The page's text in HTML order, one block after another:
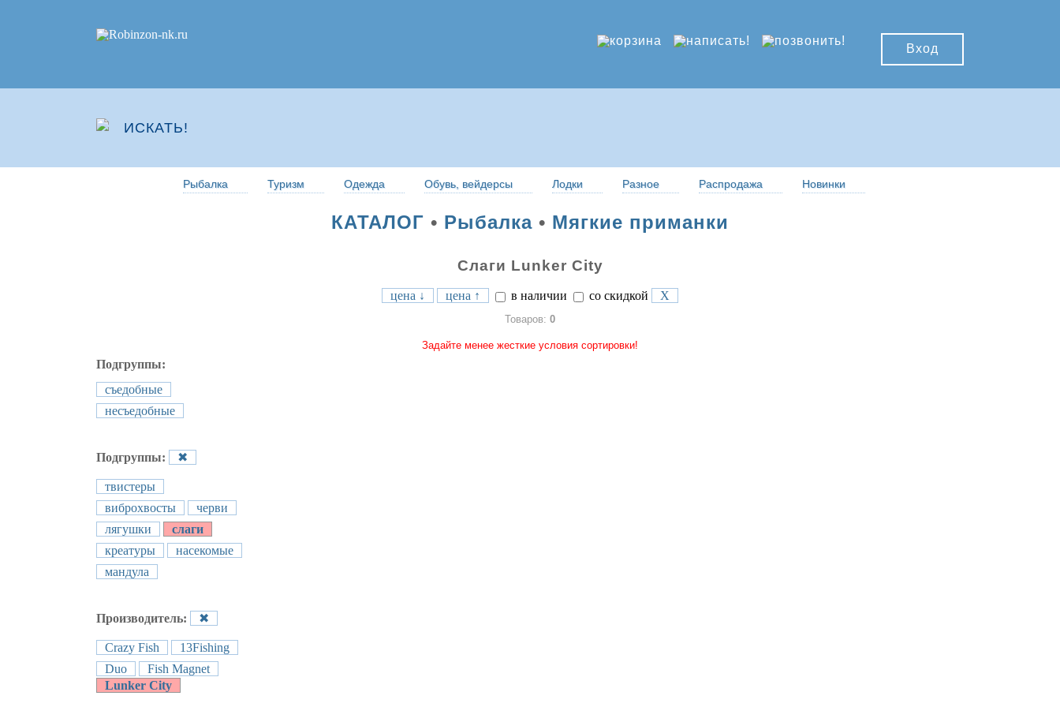
Вход
Рыбалка Туризм Одежда Обувь, вейдерсы Лодки Разное Распродажа Новинки
КАТАЛОГ • Рыбалка • Мягкие приманки
Слаги Lunker City
цена ↓ цена ↑ в наличии со скидкой X
Товаров: 0
Задайте менее жесткие условия сортировки!
Подгруппы:
съедобные
несъедобные
Подгруппы: ✖
твистеры
виброхвосты
черви
лягушки
слаги
креатуры
насекомые
мандула
Производитель: ✖
Crazy Fish
13Fishing
Duo
Fish Magnet
Lunker City